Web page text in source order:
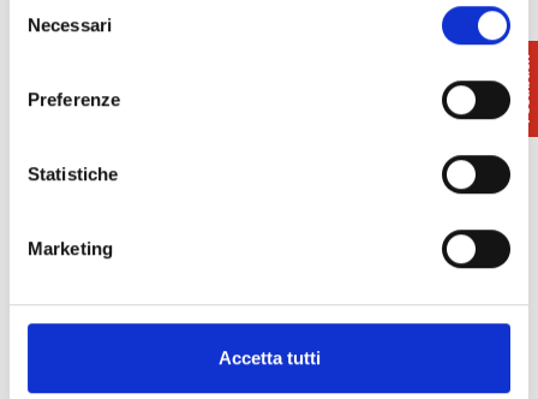
delNecessari
Preferenze
Statistiche
Marketing
Accetta tutti
Info and reservations: